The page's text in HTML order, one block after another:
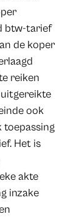
btw-tarief
de koper
reiken
ook
toepassing
Het is
akte
inzake